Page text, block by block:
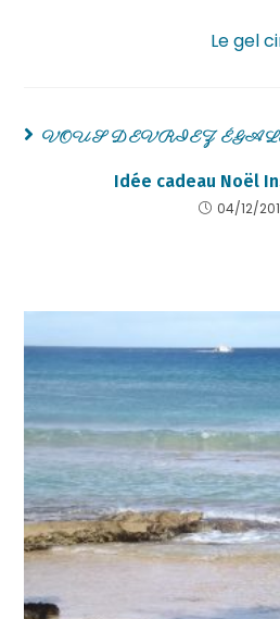
Le gel
VOUS DEVRIEZ
Idée cadeau Noël
04/12/